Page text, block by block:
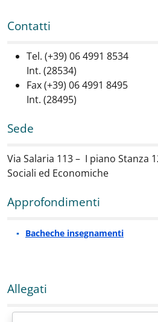
Contatti
Tel. (+39) 06 4991 8534
Int. (28534)
Fax (+39) 06 4991 8495
Int. (28495)
Sede
Via Salaria 113 – I piano Stanza
Sociali ed Economiche
Approfondimenti
Bacheche insegnamenti
Allegati